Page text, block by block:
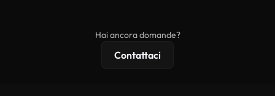
Hai ancora domande?
Contattaci